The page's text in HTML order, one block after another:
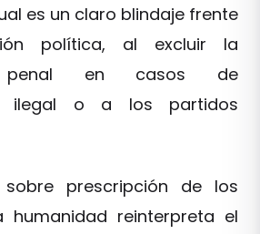
es un claro blindaje frente
política, al excluir la
penal en casos de
ilegal o a los partidos
sobre prescripción de los
humanidad reinterpreta el